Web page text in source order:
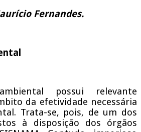
Fernandes.
possui relevante
da efetividade necessária
Trata-se, pois, de um dos
à disposição dos órgãos